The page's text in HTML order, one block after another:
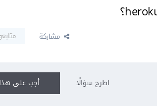
مشاركة
أجب على اطرح سؤالًا